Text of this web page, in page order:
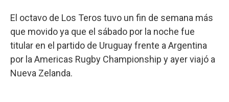
El octavo de Los Teros tuvo un fin de semana más
que movido ya que el sábado por la noche fue
titular en el partido de Uruguay frente a Argentina
por la Americas Rugby Championship y ayer viajó a
Nueva Zelanda.